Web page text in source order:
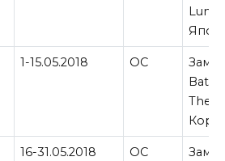
1-15.05.2018 ОС
16-31.05.2018 ОС